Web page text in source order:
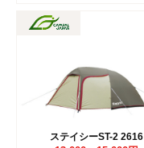
ステイシーST-2 2616